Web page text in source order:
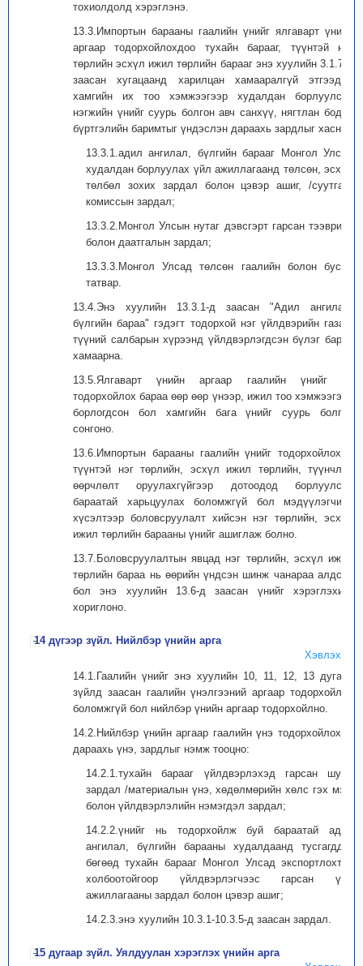
тохиолдолд хэрэглэнэ.
13.3.Импортын барааны гаалийн үнийг ялгаварт үнийн
аргаар тодорхойлохдоо тухайн барааг, түүнтэй нэг
төрлийн эсхүл ижил төрлийн барааг энэ хуулийн 3.1.7-д
заасан хугацаанд харилцан хамааралгүй этгээдэд
хамгийн их тоо хэмжээгээр худалдан борлуулсан
нэгжийн үнийг суурь болгон авч санхүү, нягтлан бодох
бүртгэлийн баримтыг үндэслэн дараахь зардлыг хасна:
13.3.1.адил ангилал, бүлгийн барааг Монгол Улсад
худалдан борлуулах үйл ажиллагаанд төлсөн, эсхүл
төлбөл зохих зардал болон цэвэр ашиг, /суутгал/
комиссын зардал;
13.3.2.Монгол Улсын нутаг дэвсгэрт гарсан тээврийн
болон даатгалын зардал;
13.3.3.Монгол Улсад төлсөн гаалийн болон бусад
татвар.
13.4.Энэ хуулийн 13.3.1-д заасан "Адил ангилал,
бүлгийн бараа" гэдэгт тодорхой нэг үйлдвэрийн газар,
түүний салбарын хүрээнд үйлдвэрлэгдсэн бүлэг бараа
хамаарна.
13.5.Ялгаварт үнийн аргаар гаалийн үнийг нь
тодорхойлох бараа өөр өөр үнээр, ижил тоо хэмжээгээр
борлогдсон бол хамгийн бага үнийг суурь болгон
сонгоно.
13.6.Импортын барааны гаалийн үнийг тодорхойлоход
түүнтэй нэг төрлийн, эсхүл ижил төрлийн, түүнчлэн
өөрчлөлт оруулахгүйгээр дотоодод борлуулсан
бараатай харьцуулах боломжгүй бол мэдүүлэгчийн
хүсэлтээр боловсруулалт хийсэн нэг төрлийн, эсхүл
ижил төрлийн барааны үнийг ашиглаж болно.
13.7.Боловсруулалтын явцад нэг төрлийн, эсхүл ижил
төрлийн бараа нь өөрийн үндсэн шинж чанараа алдсан
бол энэ хуулийн 13.6-д заасан үнийг хэрэглэхийг
хориглоно.
14 дүгээр зүйл. Нийлбэр үнийн арга
Хэвлэх
14.1.Гаалийн үнийг энэ хуулийн 10, 11, 12, 13 дугаар
зүйлд заасан гаалийн үнэлгээний аргаар тодорхойлох
боломжгүй бол нийлбэр үнийн аргаар тодорхойлно.
14.2.Нийлбэр үнийн аргаар гаалийн үнэ тодорхойлоход
дараахь үнэ, зардлыг нэмж тооцно:
14.2.1.тухайн барааг үйлдвэрлэхэд гарсан шууд
зардал /материалын үнэ, хөдөлмөрийн хөлс гэх мэт/
болон үйлдвэрлэлийн нэмэгдэл зардал;
14.2.2.үнийг нь тодорхойлж буй бараатай адил
ангилал, бүлгийн барааны худалдаанд тусгагддаг
бөгөөд тухайн барааг Монгол Улсад экспортлохтой
холбоотойгоор үйлдвэрлэгчээс гарсан үйл
ажиллагааны зардал болон цэвэр ашиг;
14.2.3.энэ хуулийн 10.3.1-10.3.5-д заасан зардал.
15 дугаар зүйл. Уялдуулан хэрэглэх үнийн арга